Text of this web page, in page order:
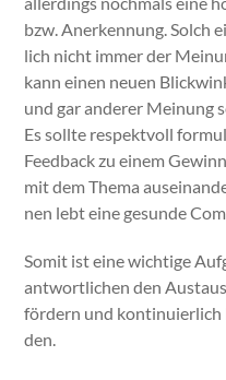
bzw. Anerken­nung. Solch
lich nicht immer der
kann einen neuen
und gar ander­er Mei­n­ung
Es sollte respek­tvoll
Feed­back zu einem
mit dem The­ma
nen lebt eine gesunde
Somit ist eine wichtige
ant­wortlichen den
fördern und
den.